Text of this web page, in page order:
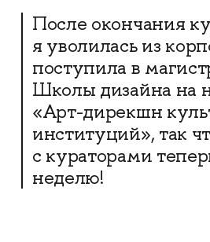
После окончания
я уволилась из
поступила в
Школы дизайна на
«Арт-дирекшн
институций», так
с кураторами
неделю!